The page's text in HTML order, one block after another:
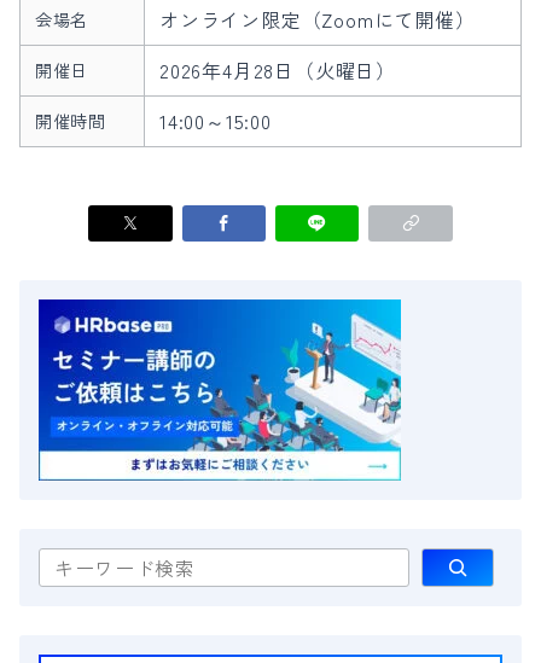
セミナー一覧へ
会場名 オンライン限定（Zoomにて開催）
開催日 2026年4月28日（火曜日）
開催時間 14:00～15:00
索